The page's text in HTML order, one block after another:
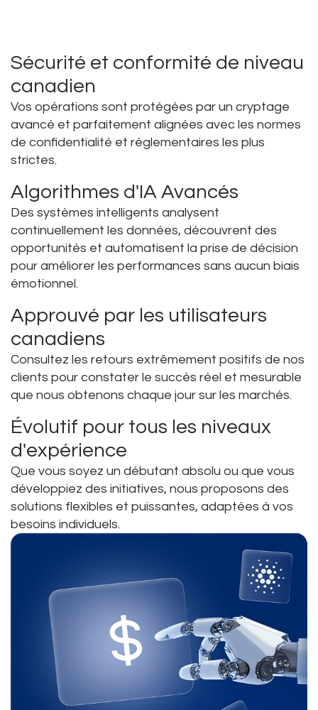
Sécurité et conformité de niveau
canadien
Vos opérations sont protégées par un cryptage
avancé et parfaitement alignées avec les normes
de confidentialité et réglementaires les plus
strictes.
Algorithmes d'IA Avancés
Des systèmes intelligents analysent
continuellement les données, découvrent des
opportunités et automatisent la prise de décision
pour améliorer les performances sans aucun biais
émotionnel.
Approuvé par les utilisateurs
canadiens
Consultez les retours extrêmement positifs de nos
clients pour constater le succès réel et mesurable
que nous obtenons chaque jour sur les marchés.
Évolutif pour tous les niveaux
d'expérience
Que vous soyez un débutant absolu ou que vous
développiez des initiatives, nous proposons des
solutions flexibles et puissantes, adaptées à vos
besoins individuels.